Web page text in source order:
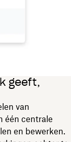
geeft,
van
één centrale
en bewerken.